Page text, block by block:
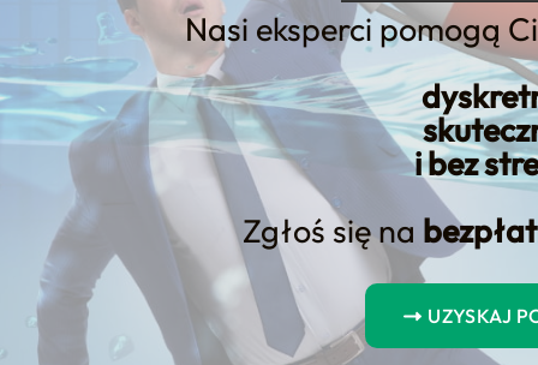
Nasi eksperci pomogą
i bez
Zgłoś się na
UZYSKAJ
na umorzenie długów i